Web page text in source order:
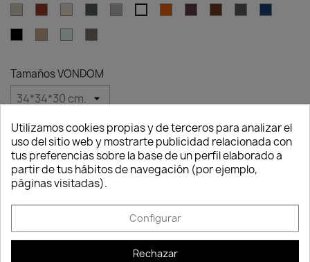
Tamaños VONDOM
Cantidad
 AÑADIR AL CARRITO favorite_border
Detalles del producto
Utilizamos cookies propias y de terceros para analizar el
uso del sitio web y mostrarte publicidad relacionada con
tus preferencias sobre la base de un perfil elaborado a
partir de tus hábitos de navegación (por ejemplo,
páginas visitadas).
Configurar
Rechazar Consentimiento de cookies